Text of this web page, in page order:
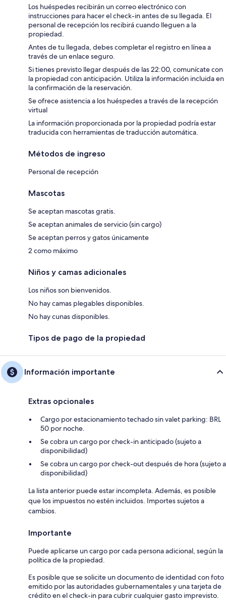
Los huéspedes recibirán un correo electrónico con
instrucciones para hacer el check-in antes de su llegada. El
personal de recepción los recibirá cuando lleguen a la
propiedad.
Antes de tu llegada, debes completar el registro en línea a
través de un enlace seguro.
Si tienes previsto llegar después de las 22:00, comunícate con
la propiedad con anticipación. Utiliza la información incluida en
la confirmación de la reservación.
Se ofrece asistencia a los huéspedes a través de la recepción
virtual
La información proporcionada por la propiedad podría estar
traducida con herramientas de traducción automática.
Métodos de ingreso
Personal de recepción
Mascotas
Se aceptan mascotas gratis.
Se aceptan animales de servicio (sin cargo)
Se aceptan perros y gatos únicamente
2 como máximo
Niños y camas adicionales
Los niños son bienvenidos.
No hay camas plegables disponibles.
No hay cunas disponibles.
Tipos de pago de la propiedad
Información importante
Extras opcionales
Cargo por estacionamiento techado sin valet parking: BRL
50 por noche.
Se cobra un cargo por check-in anticipado (sujeto a
disponibilidad)
Se cobra un cargo por check-out después de hora (sujeto a
disponibilidad)
La lista anterior puede estar incompleta. Además, es posible
que los impuestos no estén incluidos. Importes sujetos a
cambios.
Importante
Puede aplicarse un cargo por cada persona adicional, según la
política de la propiedad.
Es posible que se solicite un documento de identidad con foto
emitido por las autoridades gubernamentales y una tarjeta de
crédito en el check-in para cubrir cualquier gasto imprevisto.